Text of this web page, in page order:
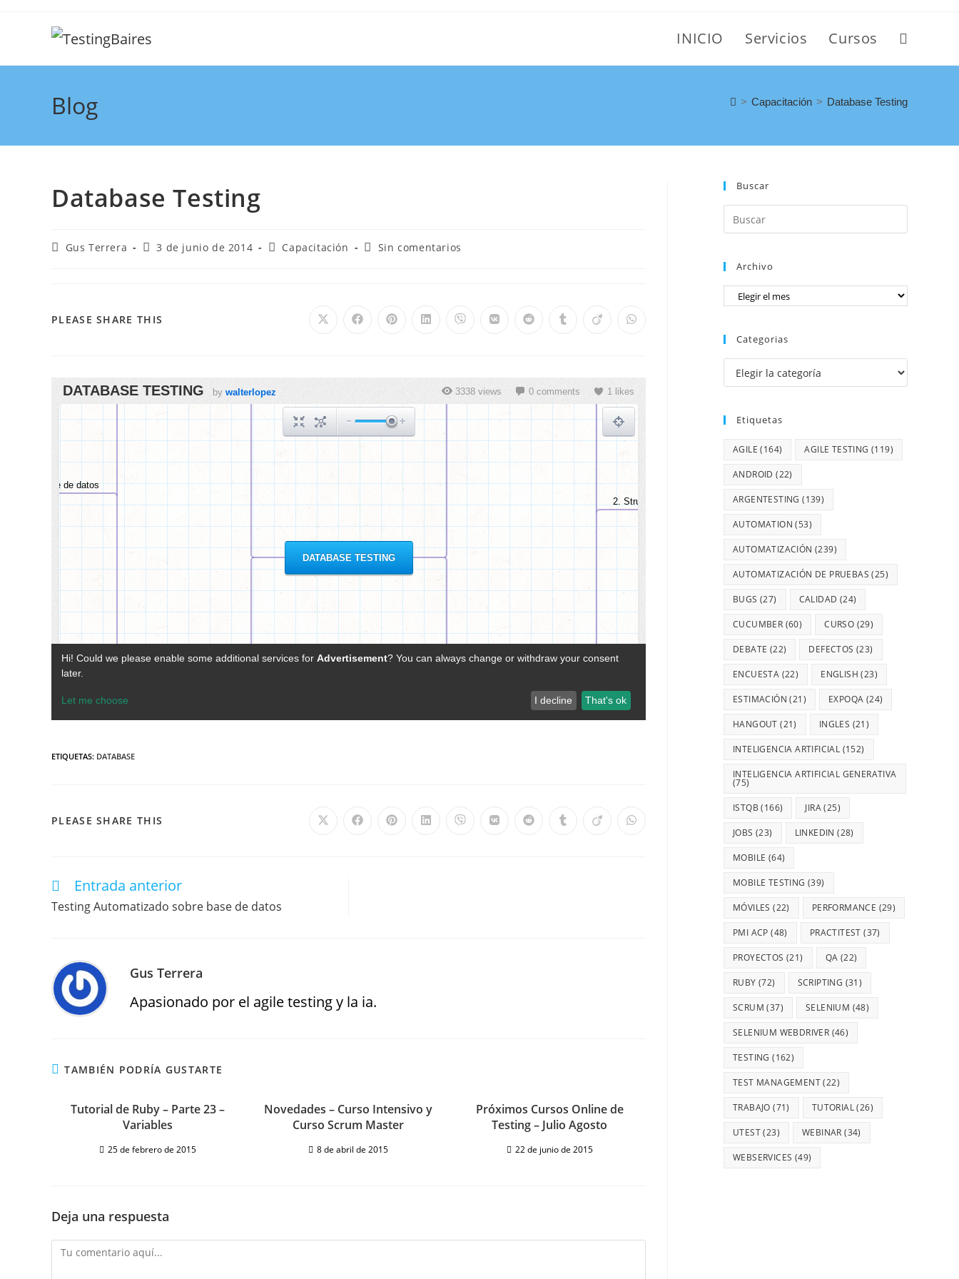
INICIO Servicios Cursos
Blog > Capacitación > Database Testing
Database Testing
Gus Terrera 3 de junio de 2014 Capacitación Sin comentarios
PLEASE SHARE THIS
ETIQUETAS: DATABASE
PLEASE SHARE THIS
Entrada anterior
Testing Automatizado sobre base de datos
Gus Terrera
Apasionado por el agile testing y la ia.
TAMBIÉN PODRÍA GUSTARTE
Tutorial de Ruby – Parte 23 –
Variables
25 de febrero de 2015
Novedades – Curso Intensivo y
Curso Scrum Master
8 de abril de 2015
Próximos Cursos Online de
Testing – Julio Agosto
22 de junio de 2015
Deja una respuesta
Buscar
Archivo
Categorias
Etiquetas
AGILE (164) AGILE TESTING (119)
ANDROID (22)
ARGENTESTING (139)
AUTOMATION (53)
AUTOMATIZACIÓN (239)
AUTOMATIZACIÓN DE PRUEBAS (25)
BUGS (27) CALIDAD (24)
CUCUMBER (60) CURSO (29)
DEBATE (22) DEFECTOS (23)
ENCUESTA (22) ENGLISH (23)
ESTIMACIÓN (21) EXPOQA (24)
HANGOUT (21) INGLES (21)
INTELIGENCIA ARTIFICIAL (152)
INTELIGENCIA ARTIFICIAL GENERATIVA
(75)
ISTQB (166) JIRA(25)
JOBS (23) LINKEDIN (28)
MOBILE (64)
MOBILE TESTING (39)
MÓVILES (22) PERFORMANCE (29)
PMI ACP (48) PRACTITEST (37)
PROYECTOS (21) QA (22)
RUBY (72) SCRIPTING (31)
SCRUM (37) SELENIUM (48)
SELENIUM WEBDRIVER (46)
TESTING (162)
TEST MANAGEMENT(22)
TRABAJO (71) TUTORIAL(26)
UTEST(23) WEBINAR (34)
WEBSERVICES (49)